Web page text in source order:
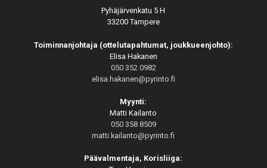
Pyhäjärvenkatu 5 H
33200 Tampere
Toiminnanjohtaja (ottelutapahtumat, joukkueenjohto):
Elisa Hakanen
050 352 0982
elisa.hakanen@pyrinto.fi
Myynti:
Matti Kailanto
050 358 8509
matti.kailanto@pyrinto.fi
Päävalmentaja, Korisliiga: